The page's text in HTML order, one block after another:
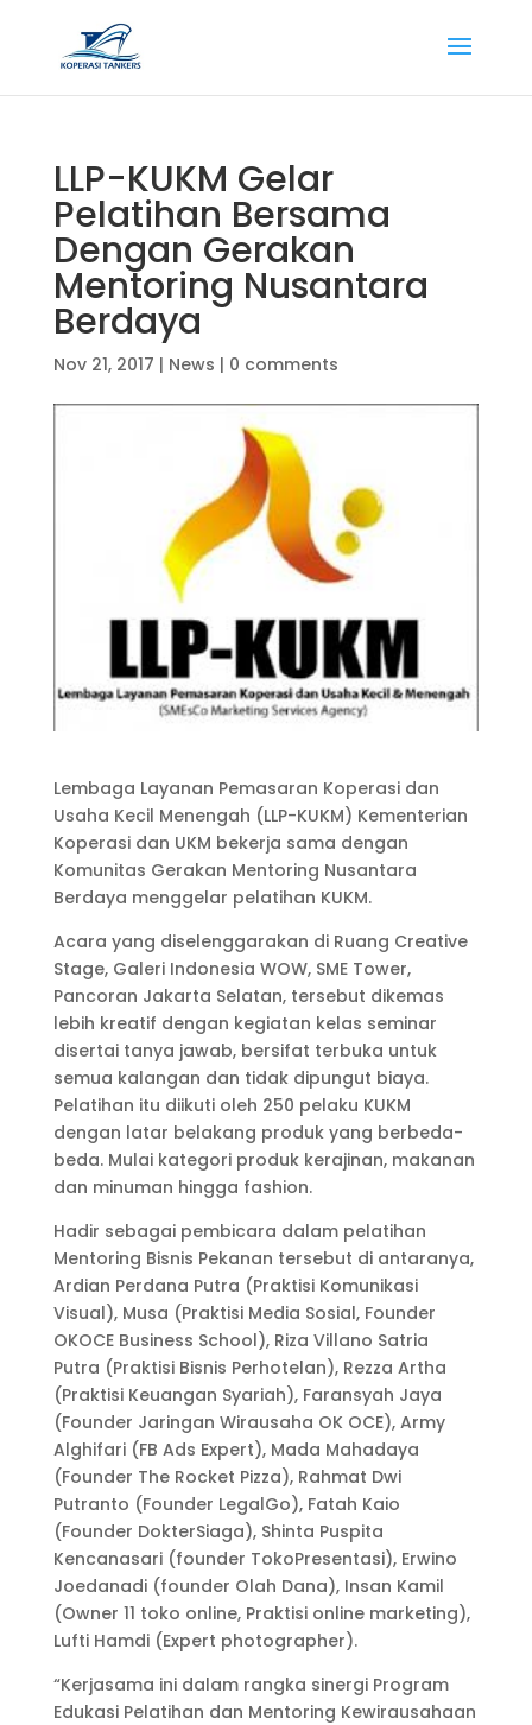
LLP-KUKM Gelar
Pelatihan Bersama
Dengan Gerakan
Mentoring Nusantara
Berdaya
Nov 21, 2017 | News | 0 comments
Lembaga Layanan Pemasaran Koperasi dan
Usaha Kecil Menengah (LLP-KUKM) Kementerian
Koperasi dan UKM bekerja sama dengan
Komunitas Gerakan Mentoring Nusantara
Berdaya menggelar pelatihan KUKM.
Acara yang diselenggarakan di Ruang Creative
Stage, Galeri Indonesia WOW, SME Tower,
Pancoran Jakarta Selatan, tersebut dikemas
lebih kreatif dengan kegiatan kelas seminar
disertai tanya jawab, bersifat terbuka untuk
semua kalangan dan tidak dipungut biaya.
Pelatihan itu diikuti oleh 250 pelaku KUKM
dengan latar belakang produk yang berbeda-
beda. Mulai kategori produk kerajinan, makanan
dan minuman hingga fashion.
Hadir sebagai pembicara dalam pelatihan
Mentoring Bisnis Pekanan tersebut di antaranya,
Ardian Perdana Putra (Praktisi Komunikasi
Visual), Musa (Praktisi Media Sosial, Founder
OKOCE Business School), Riza Villano Satria
Putra (Praktisi Bisnis Perhotelan), Rezza Artha
(Praktisi Keuangan Syariah), Faransyah Jaya
(Founder Jaringan Wirausaha OK OCE), Army
Alghifari (FB Ads Expert), Mada Mahadaya
(Founder The Rocket Pizza), Rahmat Dwi
Putranto (Founder LegalGo), Fatah Kaio
(Founder DokterSiaga), Shinta Puspita
Kencanasari (founder TokoPresentasi), Erwino
Joedanadi (founder Olah Dana), Insan Kamil
(Owner 11 toko online, Praktisi online marketing),
Lufti Hamdi (Expert photographer).
“Kerjasama ini dalam rangka sinergi Program
Edukasi Pelatihan dan Mentoring Kewirausahaan